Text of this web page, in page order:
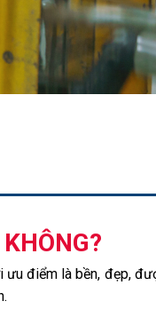
điểm là bền, đẹp,